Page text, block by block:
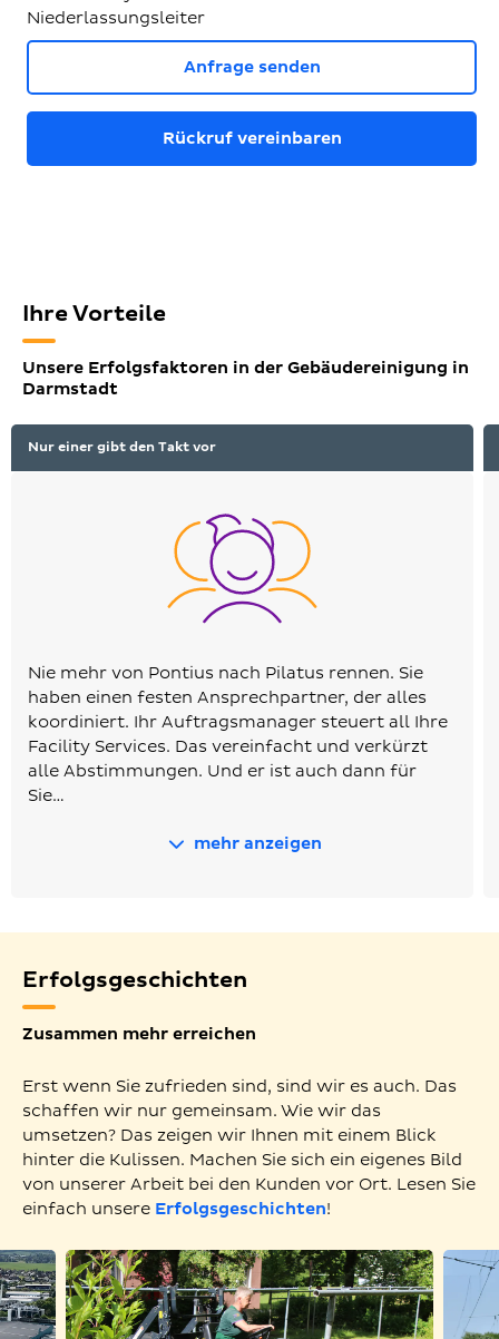
Niederlassungsleiter
Anfrage senden
Rückruf vereinbaren
Ihre Vorteile
Unsere Erfolgsfaktoren in der Gebäudereinigung in
Darmstadt
Nur einer gibt den Takt vor
Nie mehr von Pontius nach Pilatus rennen. Sie
haben einen festen Ansprechpartner, der alles
koordiniert. Ihr Auftragsmanager steuert all Ihre
Facility Services. Das vereinfacht und verkürzt
alle Abstimmungen. Und er ist auch dann für
Sie…
mehr anzeigen
Erfolgsgeschichten
Zusammen mehr erreichen
Erst wenn Sie zufrieden sind, sind wir es auch. Das
schaffen wir nur gemeinsam. Wie wir das
umsetzen? Das zeigen wir Ihnen mit einem Blick
hinter die Kulissen. Machen Sie sich ein eigenes Bild
von unserer Arbeit bei den Kunden vor Ort. Lesen Sie
einfach unsere Erfolgsgeschichten!